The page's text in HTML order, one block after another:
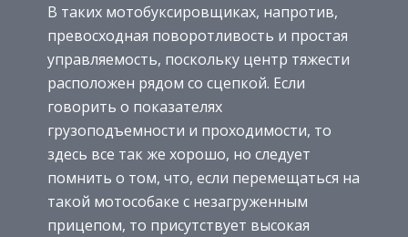
В таких мотобуксировщиках, напротив,
превосходная поворотливость и простая
управляемость, поскольку центр тяжести
расположен рядом со сцепкой. Если
говорить о показателях
грузоподъемности и проходимости, то
здесь все так же хорошо, но следует
помнить о том, что, если перемещаться на
такой мотособаке с незагруженным
прицепом, то присутствует высокая